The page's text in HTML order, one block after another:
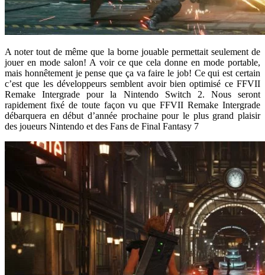
A noter tout de même que la borne jouable permettait seulement de
jouer en mode salon! A voir ce que cela donne en mode portable,
mais honnêtement je pense que ça va faire le job! Ce qui est certain
c’est que les développeurs semblent avoir bien optimisé ce FFVII
Remake Intergrade pour la Nintendo Switch 2. Nous seront
rapidement fixé de toute façon vu que FFVII Remake Intergrade
débarquera en début d’année prochaine pour le plus grand plaisir
des joueurs Nintendo et des Fans de Final Fantasy 7